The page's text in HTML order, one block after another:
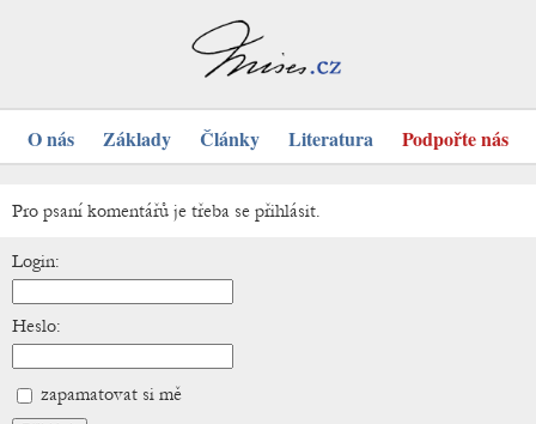
O nás Základy Články Literatura Podpořte nás
Pro psaní komentářů je třeba se přihlásit.
Login:
Heslo:
zapamatovat si mě